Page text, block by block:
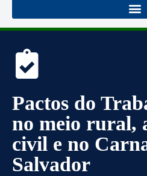
Pactos do
no meio rural,
civil e no
Salvador